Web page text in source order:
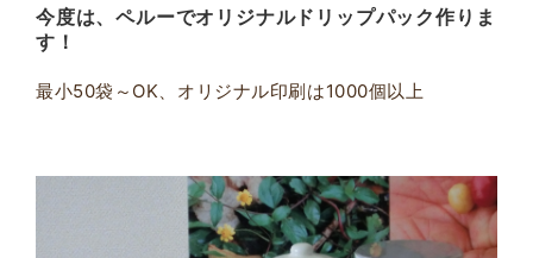
今度は、ペルーでオリジナルドリップパック作りま
す！
最小50袋～OK、オリジナル印刷は1000個以上